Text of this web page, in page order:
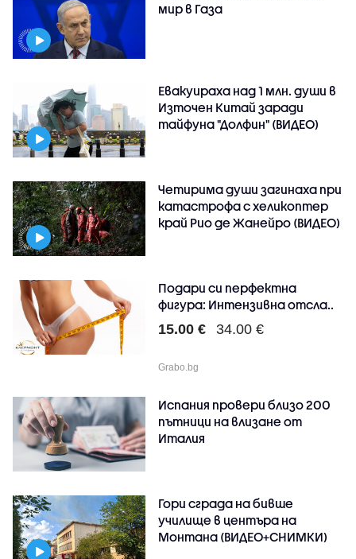
мир в Газа
Евакуираха над 1 млн. души в
Източен Китай заради
тайфуна "Долфин" (ВИДЕО)
Четирима души загинаха при
катастрофа с хеликоптер
край Рио де Жанейро (ВИДЕО)
Подари си перфектна
фигура: Интензивна отсла..
15.00 € 34.00 €
Grabo.bg
Испания провери близо 200
пътници на влизане от
Италия
Гори сграда на бивше
училище в центъра на
Монтана (ВИДЕО+СНИМКИ)